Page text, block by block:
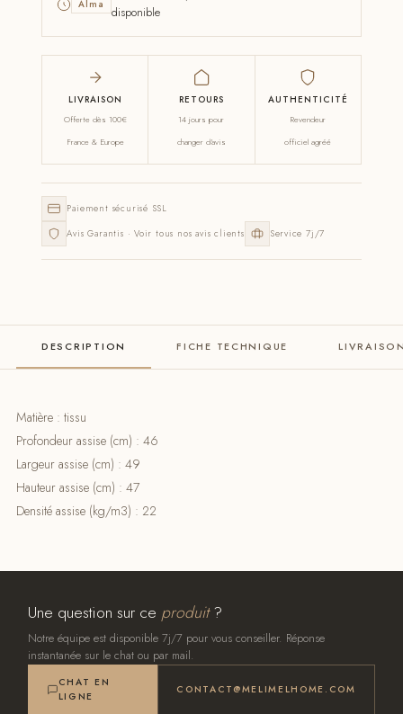
Alma
disponible
LIVRAISON
Offerte dès 100€
France & Europe
RETOURS
14 jours pour
changer d'avis
AUTHENTICITÉ
Revendeur
officiel agréé
Paiement sécurisé SSL
Avis Garantis · Voir tous nos avis clients
Service 7j/7
DESCRIPTION FICHE TECHNIQUE
Matière : tissu
Profondeur assise (cm) : 46
Largeur assise (cm) : 49
Hauteur assise (cm) : 47
Densité assise (kg/m3) : 22
Une question sur ce produit?
Notre équipe est disponible 7j/7 pour vous conseiller. Réponse
instantanée sur le chat ou par mail.
CHAT EN
LIGNE
CONTACT@MELIMELHOME.COM